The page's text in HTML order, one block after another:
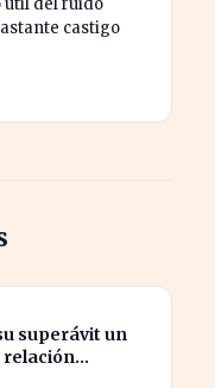
castigo
superávit un
relación